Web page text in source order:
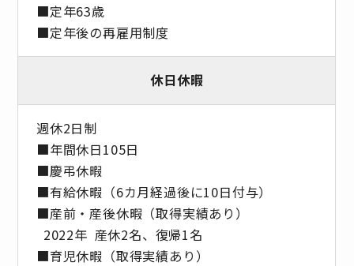
■定年63歳
■定年後の再雇用制度
休日休暇
週休2日制
■年間休日105日
■慶弔休暇
■有給休暇（6カ月経過後に10日付与）
■産前・産後休暇（取得実績あり）
2022年 産休2名、復帰1名
■育児休暇（取得実績あり）